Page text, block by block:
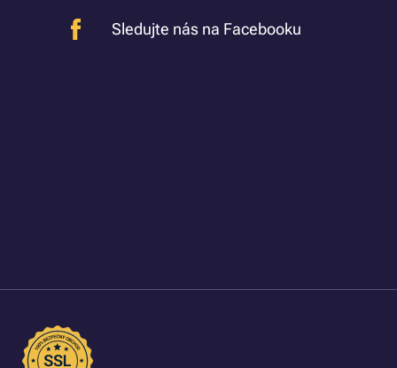
Sledujte nás na Facebooku